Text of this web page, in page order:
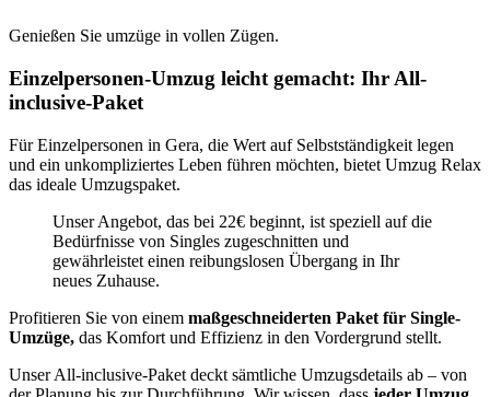
Genießen Sie umzüge in vollen Zügen.
Einzelpersonen-Umzug leicht gemacht: Ihr All-
inclusive-Paket
Für Einzelpersonen in Gera, die Wert auf Selbstständigkeit legen
und ein unkompliziertes Leben führen möchten, bietet Umzug Relax
das ideale Umzugspaket.
Unser Angebot, das bei 22€ beginnt, ist speziell auf die
Bedürfnisse von Singles zugeschnitten und
gewährleistet einen reibungslosen Übergang in Ihr
neues Zuhause.
Profitieren Sie von einem maßgeschneiderten Paket für Single-
Umzüge, das Komfort und Effizienz in den Vordergrund stellt.
Unser All-inclusive-Paket deckt sämtliche Umzugsdetails ab – von